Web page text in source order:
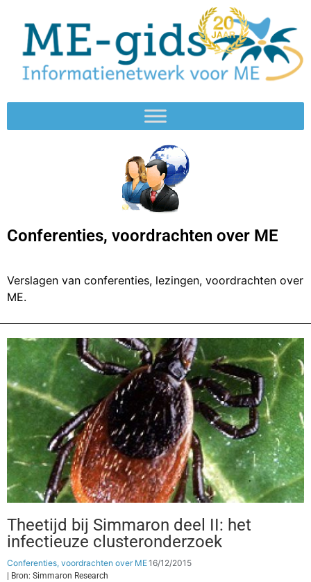
Conferenties, voordrachten over ME
Verslagen van conferenties, lezingen, voordrachten over
ME.
Theetijd bij Simmaron deel II: het
infectieuze clusteronderzoek
Conferenties, voordrachten over ME16/12/2015
| Bron: Simmaron Research